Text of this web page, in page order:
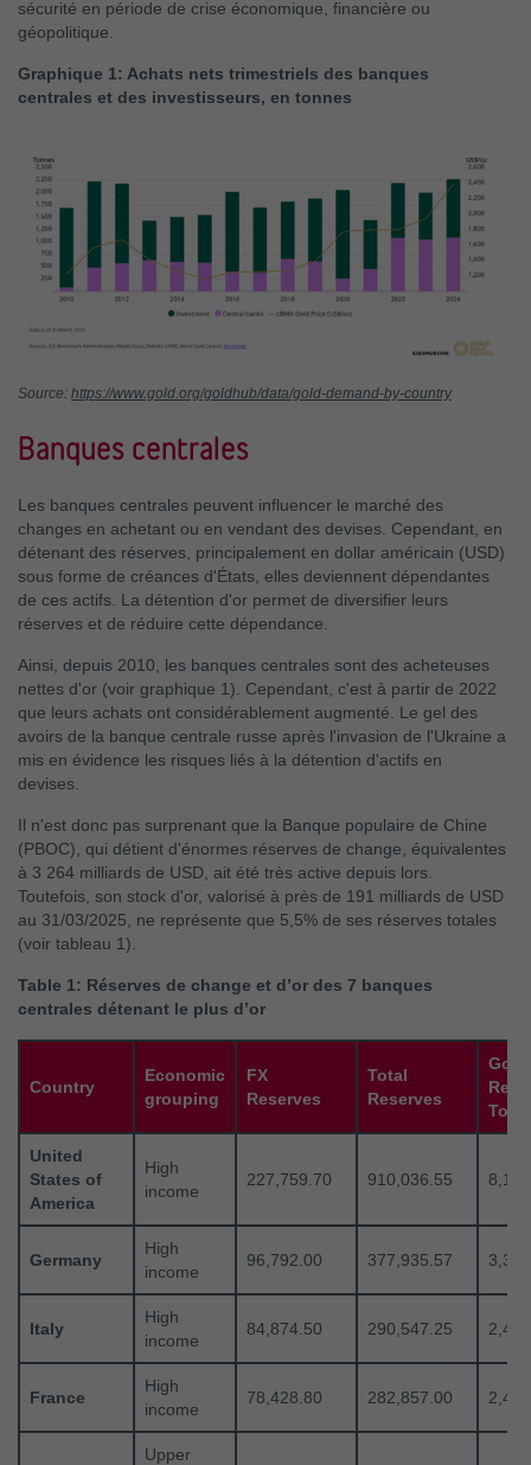
sécurité en période de crise économique, financière ou
géopolitique.
Graphique 1: Achats nets trimestriels des banques
centrales et des investisseurs, en tonnes
Source: https://www.gold.org/goldhub/data/gold-demand-by-country
Banques centrales
Les banques centrales peuvent influencer le marché des
changes en achetant ou en vendant des devises. Cependant, en
détenant des réserves, principalement en dollar américain (USD)
sous forme de créances d'États, elles deviennent dépendantes
de ces actifs. La détention d'or permet de diversifier leurs
réserves et de réduire cette dépendance.
Ainsi, depuis 2010, les banques centrales sont des acheteuses
nettes d'or (voir graphique 1). Cependant, c'est à partir de 2022
que leurs achats ont considérablement augmenté. Le gel des
avoirs de la banque centrale russe après l'invasion de l'Ukraine a
mis en évidence les risques liés à la détention d'actifs en
devises.
Il n'est donc pas surprenant que la Banque populaire de Chine
(PBOC), qui détient d'énormes réserves de change, équivalentes
à 3 264 milliards de USD, ait été très active depuis lors.
Toutefois, son stock d'or, valorisé à près de 191 milliards de USD
au 31/03/2025, ne représente que 5,5% de ses réserves totales
(voir tableau 1).
Table 1: Réserves de change et d’or des 7 banques
centrales détenant le plus d’or
Country
Economic
grouping
FX
Reserves
Total
Reserves
Gold
United
States of
America
High
income
227,759.70 910,036.55
Germany
High
income
96,792.00 377,935.57
Italy
High
income
84,874.50 290,547.25
France
High
income
78,428.80 282,857.00
Upper